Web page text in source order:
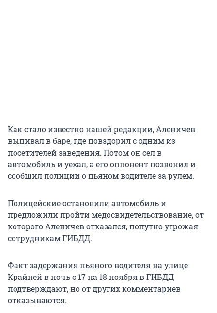
Как стало известно нашей редакции, Аленичев
выпивал в баре, где повздорил с одним из
посетителей заведения. Потом он сел в
автомобиль и уехал, а его оппонент позвонил и
сообщил полиции о пьяном водителе за рулем.
Полицейские остановили автомобиль и
предложили пройти медосвидетельствование, от
которого Аленичев отказался, попутно угрожая
сотрудникам ГИБДД.
Факт задержания пьяного водителя на улице
Крайней в ночь с 17 на 18 ноября в ГИБДД
подтверждают, но от других комментариев
отказываются.